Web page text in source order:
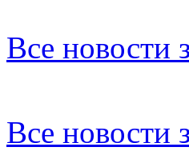
Все новости
Все новости